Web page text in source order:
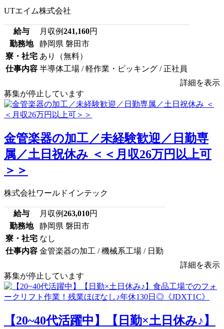
UTエイム株式会社
給与 月収例241,160円
勤務地
静岡県 磐田市
寮・社宅 あり（無料）
仕事内容 半導体工場 / 軽作業・ピッキング / 正社員
詳細を表示
募集が停止しています
金管楽器の加工／未経験歓迎／日勤専
属／土日祝休み ＜＜月収26万円以上可
＞＞
株式会社ワールドインテック
給与 月収例263,010円
勤務地
静岡県 磐田市
寮・社宅 なし
仕事内容 金管楽器の加工 / 機械系工場 / 日勤
詳細を表示
募集が停止しています
【20~40代活躍中】【日勤×土日休み♪】